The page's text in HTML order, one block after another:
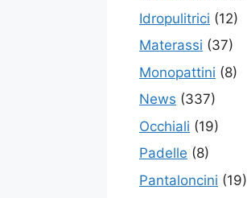
Idropulitrici (12)
Materassi (37)
Monopattini (8)
News (337)
Occhiali (19)
Padelle (8)
Pantaloncini (19)